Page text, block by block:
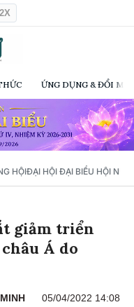
ỨNG DỤNG & ĐỔI
HỘIĐẠI HỘI ĐẠI BIỂU HỘI NỮ
giảm triển
Á do
05/04/2022 14:08